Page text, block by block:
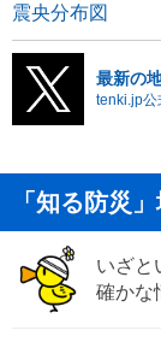
震央分布図
最新の
tenki.jp公
「知る防災
いざと
確かな